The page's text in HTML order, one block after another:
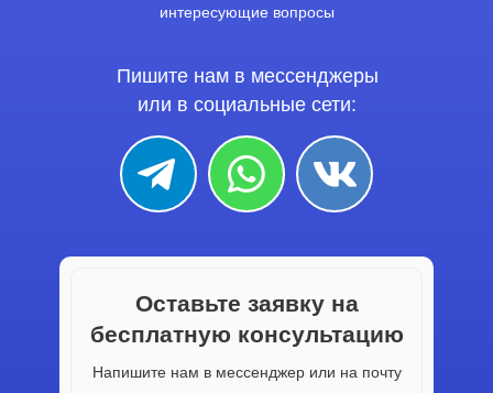
интересующие вопросы
Пишите нам в мессенджеры
или в социальные сети:
Оставьте заявку на
бесплатную консультацию
Напишите нам в мессенджер или на почту